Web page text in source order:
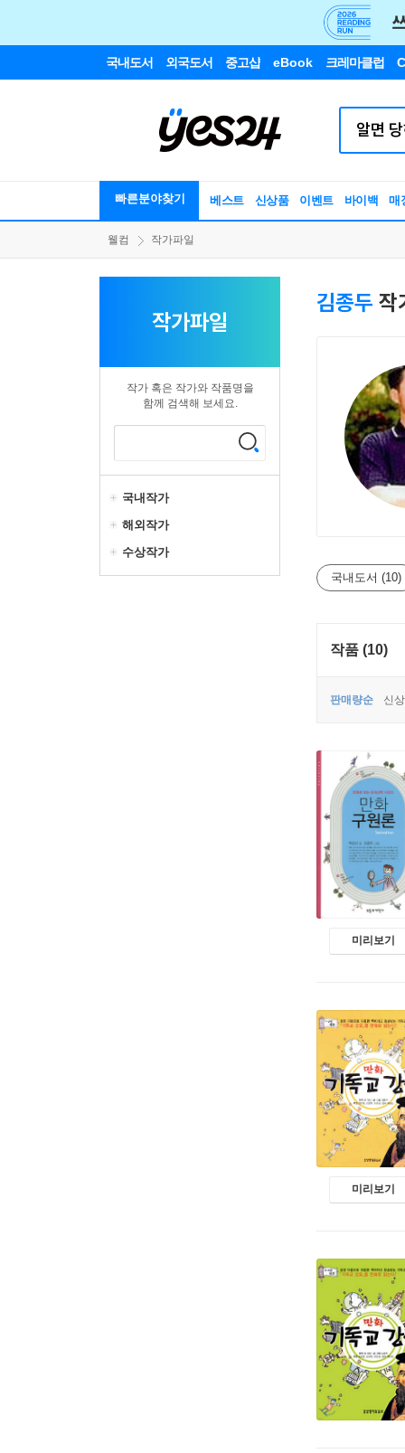
국내도서 외국도서 중고샵 eBook 크레마클럽
빠른분야찾기 베스트 신상품 이벤트 바이백 매
웰컴 작가파일
작가파일
작가 혹은 작가와 작품명을
함께 검색해 보세요.
국내작가
해외작가
수상작가
김종두 작
국내도서 (10)
작품 (10)
판매량순 신
미리보기
미리보기